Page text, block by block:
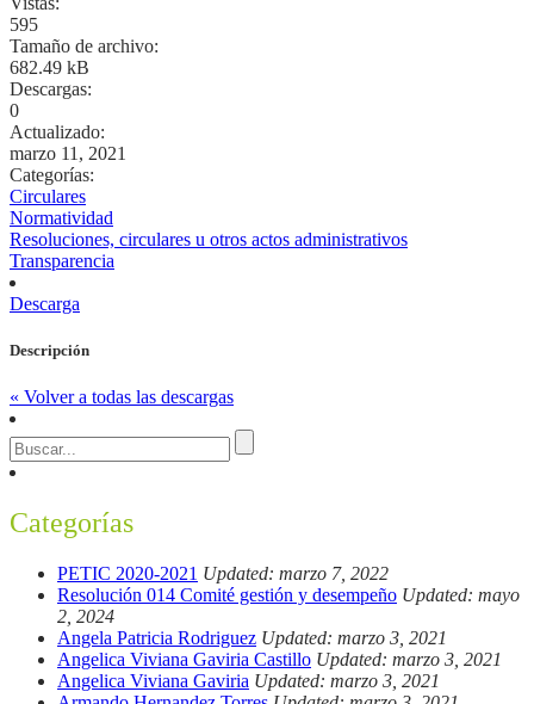
595
Tamaño de archivo:
682.49 kB
Descargas:
0
Actualizado:
marzo 11, 2021
Categorías:
Circulares
Normatividad
Resoluciones, circulares u otros actos administrativos
Transparencia
Descarga
Descripción
« Volver a todas las descargas
Categorías
PETIC 2020-2021 Updated: marzo 7, 2022
Resolución 014 Comité gestión y desempeño Updated: mayo
2, 2024
Angela Patricia Rodriguez Updated: marzo 3, 2021
Angelica Viviana Gaviria Castillo Updated: marzo 3, 2021
Angelica Viviana Gaviria Updated: marzo 3, 2021